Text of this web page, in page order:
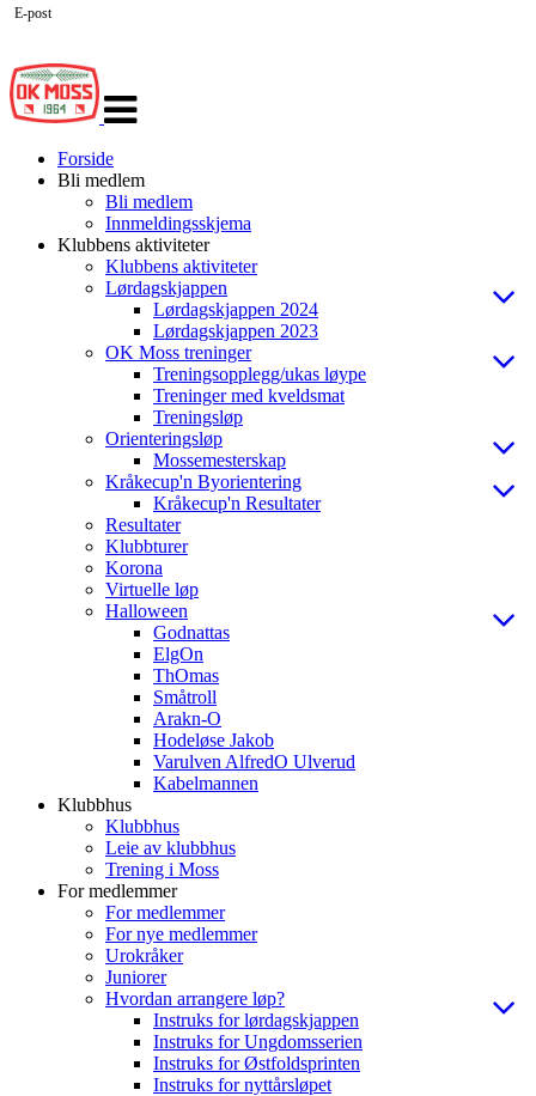
navigasjon
Forside
Bli medlem
Bli medlem
Innmeldingsskjema
Klubbens aktiviteter
Klubbens aktiviteter
Lørdagskjappen
Lørdagskjappen 2024
Lørdagskjappen 2023
OK Moss treninger
Treningsopplegg/ukas løype
Treninger med kveldsmat
Treningsløp
Orienteringsløp
Mossemesterskap
Kråkecup'n Byorientering
Kråkecup'n Resultater
Resultater
Klubbturer
Korona
Virtuelle løp
Halloween
Godnattas
ElgOn
ThOmas
Småtroll
Arakn-O
Hodeløse Jakob
Varulven AlfredO Ulverud
Kabelmannen
Klubbhus
Klubbhus
Leie av klubbhus
Trening i Moss
For medlemmer
For medlemmer
For nye medlemmer
Urokråker
Juniorer
Hvordan arrangere løp?
Instruks for lørdagskjappen
Instruks for Ungdomsserien
Instruks for Østfoldsprinten
Instruks for nyttårsløpet
E-post